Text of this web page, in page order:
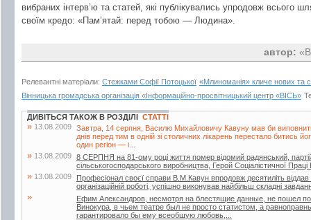
вибраних інтерв’ю та статей, які публікувались упродовж всього
своїм кредо: «Пам’ятай: перед тобою — Людина».
автор:
Релевантні матеріали: Стежками Софії Потоцької «Млиноманія» кличе нових та
Вінницька громадська організація «Інформаційно-просвітницький центр «ВІСЬ»
ДИВІТЬСЯ ТАКОЖ В РОЗДІЛІ СТАТТІ
» 13.08.2009 Завтра, 14 серпня, Василю Михайловичу Кавуну мав би
днів перед тим в одній зі столичних лікарень перестало битись
один регіон — і...
» 13.08.2009 8 СЕРПНЯ на 81-ому році життя помер відомий радянський,
сільськогосподарського виробництва, Герой Соціалістичної
» 13.08.2009
Професіонал своєї справи В.М.Кавун впродовж десятиліть віддав
організаційній роботі, успішно виконував найбільш складні
»
Ефим Александров, несмотря на блестящие данные, не пошел по
Винокура, в чьем театре был не просто статистом, а
гарантировало бы ему всеобщую любовь,...